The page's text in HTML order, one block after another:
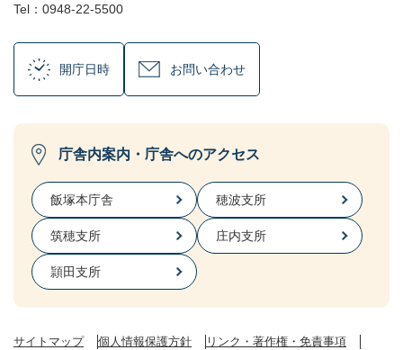
Tel：0948-22-5500
開庁日時 お問い合わせ
庁舎内案内・庁舎へのアクセス
飯塚本庁舎 穂波支所
筑穂支所 庄内支所
頴田支所
サイトマップ 個人情報保護方針
リンク・著作権・免責事項